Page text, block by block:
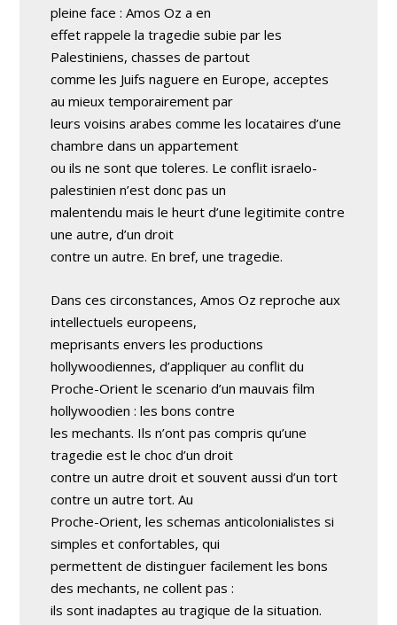
pleine face : Amos Oz a en
effet rappele la tragedie subie par les
Palestiniens, chasses de partout
comme les Juifs naguere en Europe, acceptes
au mieux temporairement par
leurs voisins arabes comme les locataires d’une
chambre dans un appartement
ou ils ne sont que toleres. Le conflit israelo-
palestinien n’est donc pas un
malentendu mais le heurt d’une legitimite contre
une autre, d’un droit
contre un autre. En bref, une tragedie.
Dans ces circonstances, Amos Oz reproche aux
intellectuels europeens,
meprisants envers les productions
hollywoodiennes, d’appliquer au conflit du
Proche-Orient le scenario d’un mauvais film
hollywoodien : les bons contre
les mechants. Ils n’ont pas compris qu’une
tragedie est le choc d’un droit
contre un autre droit et souvent aussi d’un tort
contre un autre tort. Au
Proche-Orient, les schemas anticolonialistes si
simples et confortables, qui
permettent de distinguer facilement les bons
des mechants, ne collent pas :
ils sont inadaptes au tragique de la situation.